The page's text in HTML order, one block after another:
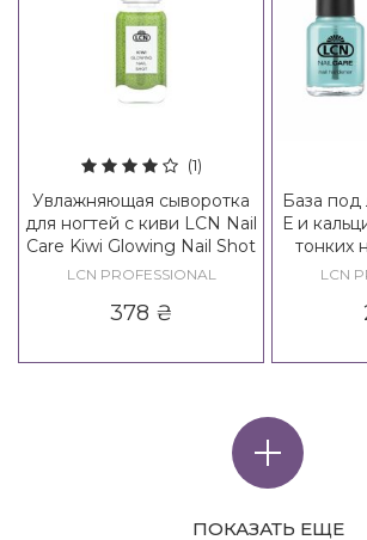
(1)
Увлажняющая сыворотка
для ногтей с киви LCN Nail
Care Kiwi Glowing Nail Shot
LCN PROFESSIONAL
378 ₴
База под
Е и
тонких
Care
LCN
ПОКАЗАТЬ ЕЩЕ